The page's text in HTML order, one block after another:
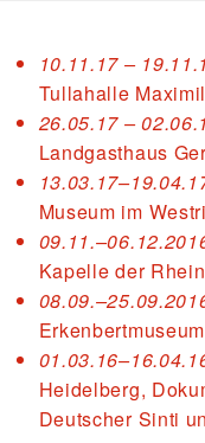
10.11.17 –
Tullahalle
26.05.17 –
Landgasthaus
Museum im
Kapelle der
Heidelberg,
Deutscher Sinti